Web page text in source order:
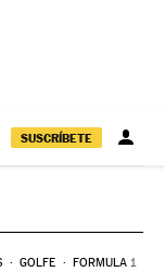
SUSCRÍBETE
GOLFE FORMULA 1